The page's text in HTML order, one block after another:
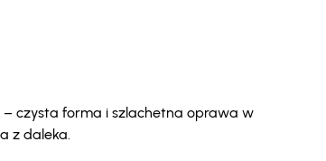
czysta forma i szlachetna oprawa w
z daleka.